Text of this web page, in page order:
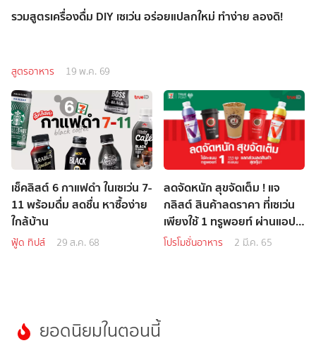
รวมสูตรเครื่องดื่ม DIY เซเว่น อร่อยแปลกใหม่ ทำง่าย ลองดิ!
สูตรอาหาร 19 พ.ค. 69
เช็คลิสต์ 6 กาแฟดำ ในเซเว่น 7-
11 พร้อมดื่ม สดชื่น หาซื้อง่าย
ใกล้บ้าน
ฟู้ด ทิปส์ 29 ส.ค. 68
ลดจัดหนัก สุขจัดเต็ม ! แจ
กลิสต์ สินค้าลดราคา ที่เซเว่น
เพียงใช้ 1 ทรูพอยท์ ผ่านแอป
ทรูไอดี
โปรโมชั่นอาหาร 2 มี.ค. 65
ยอดนิยมในตอนนี้